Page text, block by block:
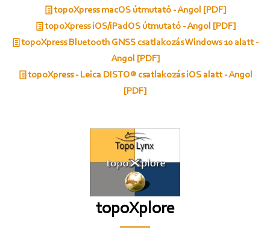
topoXpress macOS útmutató - Angol [PDF]
topoXpress iOS/iPadOS útmutató - Angol [PDF]
topoXpress Bluetooth GNSS csatlakozás Windows 10 alatt -
Angol [PDF]
topoXpress - Leica DISTO® csatlakozás iOS alatt - Angol
[PDF]
topoXplore